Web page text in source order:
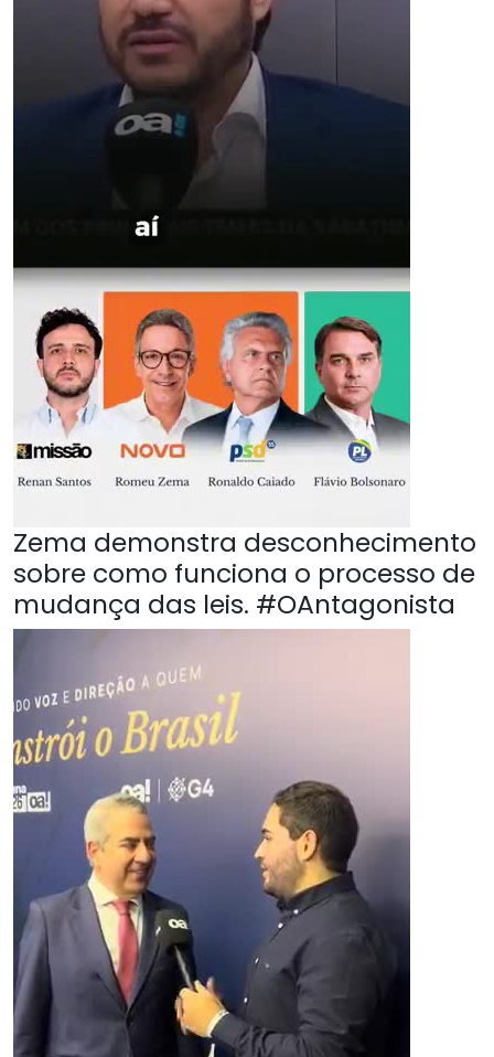
Zema demonstra desconhecimento
sobre como funciona o processo de
mudança das leis. #OAntagonista